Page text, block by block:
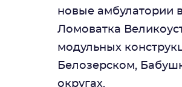
новые амбулатории
Ломоватка
модульных
Белозерском,
округах.